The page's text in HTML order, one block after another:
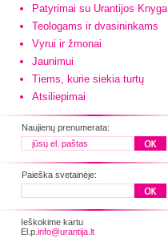
Patyrimai su Urantijos Knyga
Teologams ir dvasininkams
Vyrui ir žmonai
Jaunimui
Tiems, kurie siekia turtų
Atsiliepimai
Naujienų prenumerata:
Paieška svetainėje:
Ieškokime kartu
El.p. info@urantija.lt